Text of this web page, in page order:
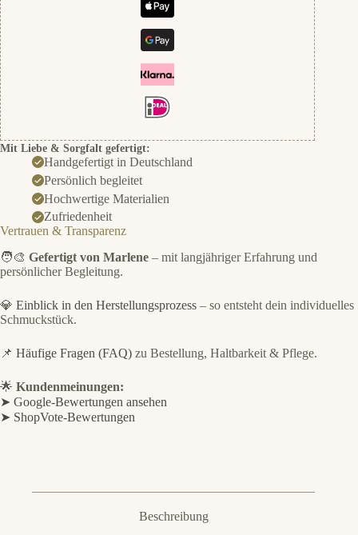
Mit Liebe & Sorgfalt gefertigt:
Handgefertigt in Deutschland
Persönlich begleitet
Hochwertige Materialien
Zufriedenheit
Vertrauen & Transparenz
🧑‍🎨 Gefertigt von Marlene – mit langjähriger Erfahrung und
persönlicher Begleitung.
💎 Einblick in den Herstellungsprozess – so entsteht dein individuelles
Schmuckstück.
📌 Häufige Fragen (FAQ) zu Bestellung, Haltbarkeit & Pflege.
🌟 Kundenmeinungen:
➤ Google-Bewertungen ansehen
➤ ShopVote-Bewertungen
Beschreibung